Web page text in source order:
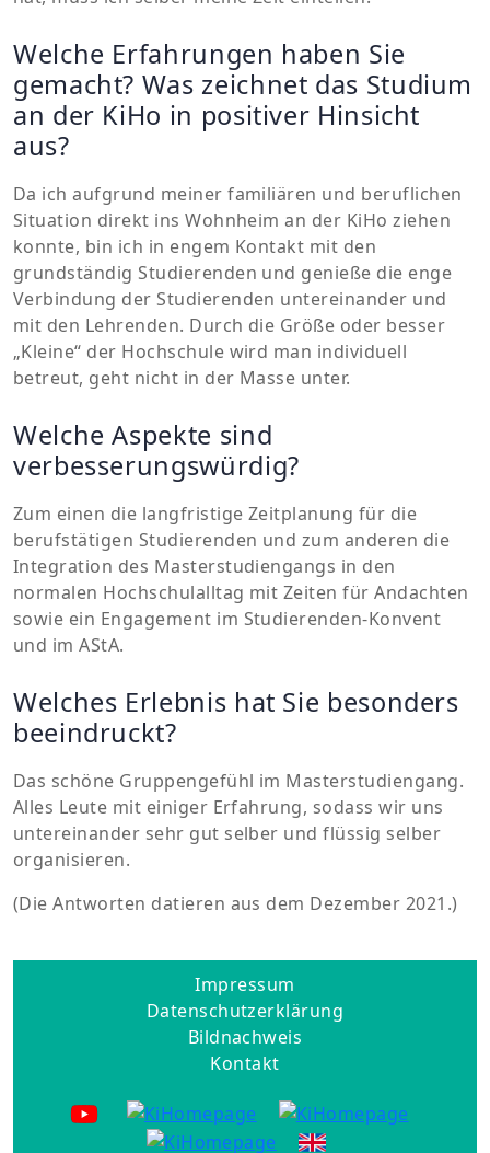
Welche Erfahrungen haben Sie
gemacht? Was zeichnet das Studium
an der KiHo in positiver Hinsicht
aus?
Da ich aufgrund meiner familiären und beruflichen
Situation direkt ins Wohnheim an der KiHo ziehen
konnte, bin ich in engem Kontakt mit den
grundständig Studierenden und genieße die enge
Verbindung der Studierenden untereinander und
mit den Lehrenden. Durch die Größe oder besser
„Kleine“ der Hochschule wird man individuell
betreut, geht nicht in der Masse unter.
Welche Aspekte sind
verbesserungswürdig?
Zum einen die langfristige Zeitplanung für die
berufstätigen Studierenden und zum anderen die
Integration des Masterstudiengangs in den
normalen Hochschulalltag mit Zeiten für Andachten
sowie ein Engagement im Studierenden-Konvent
und im AStA.
Welches Erlebnis hat Sie besonders
beeindruckt?
Das schöne Gruppengefühl im Masterstudiengang.
Alles Leute mit einiger Erfahrung, sodass wir uns
untereinander sehr gut selber und flüssig selber
organisieren.
(Die Antworten datieren aus dem Dezember 2021.)
Impressum
Datenschutzerklärung
Bildnachweis
Kontakt